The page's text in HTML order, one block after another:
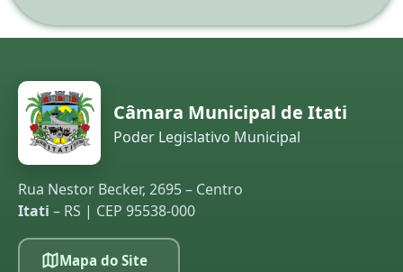
Câmara Municipal de Itati
Poder Legislativo Municipal
Rua Nestor Becker, 2695 – Centro
Itati – RS | CEP 95538-000
Mapa do Site